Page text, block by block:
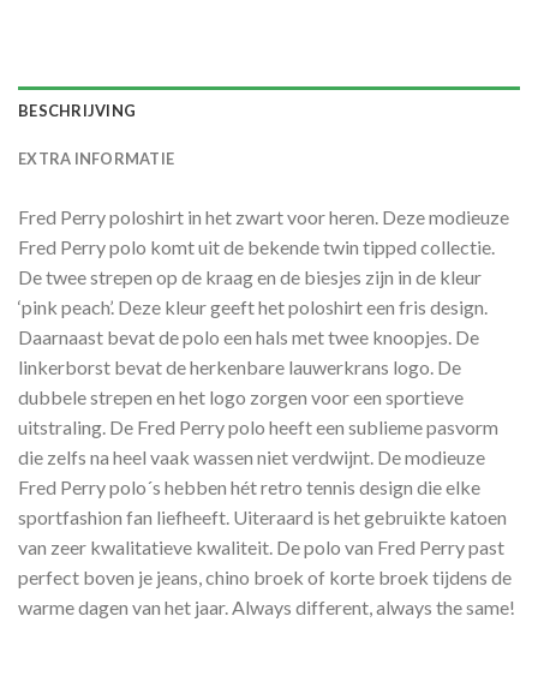
BESCHRIJVING
EXTRA INFORMATIE
Fred Perry poloshirt in het zwart voor heren. Deze modieuze
Fred Perry polo komt uit de bekende twin tipped collectie.
De twee strepen op de kraag en de biesjes zijn in de kleur
‘pink peach’. Deze kleur geeft het poloshirt een fris design.
Daarnaast bevat de polo een hals met twee knoopjes. De
linkerborst bevat de herkenbare lauwerkrans logo. De
dubbele strepen en het logo zorgen voor een sportieve
uitstraling. De Fred Perry polo heeft een sublieme pasvorm
die zelfs na heel vaak wassen niet verdwijnt. De modieuze
Fred Perry polo´s hebben hét retro tennis design die elke
sportfashion fan liefheeft. Uiteraard is het gebruikte katoen
van zeer kwalitatieve kwaliteit. De polo van Fred Perry past
perfect boven je jeans, chino broek of korte broek tijdens de
warme dagen van het jaar. Always different, always the same!